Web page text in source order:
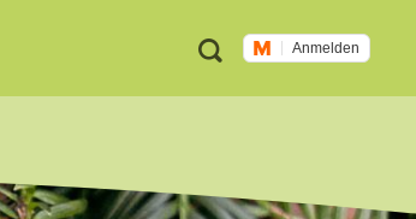
Meta
Navigation
Suche Anmelden